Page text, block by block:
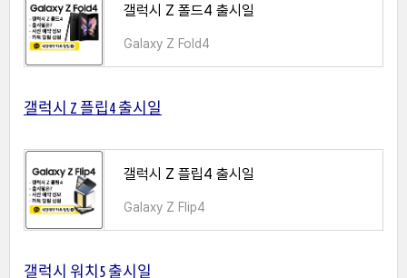
갤럭시 Z 폴드4 출시일
Galaxy Z Fold4
갤럭시 Z 플립4 출시일
갤럭시 Z 플립4 출시일
Galaxy Z Flip4
갤럭시 워치5 출시일